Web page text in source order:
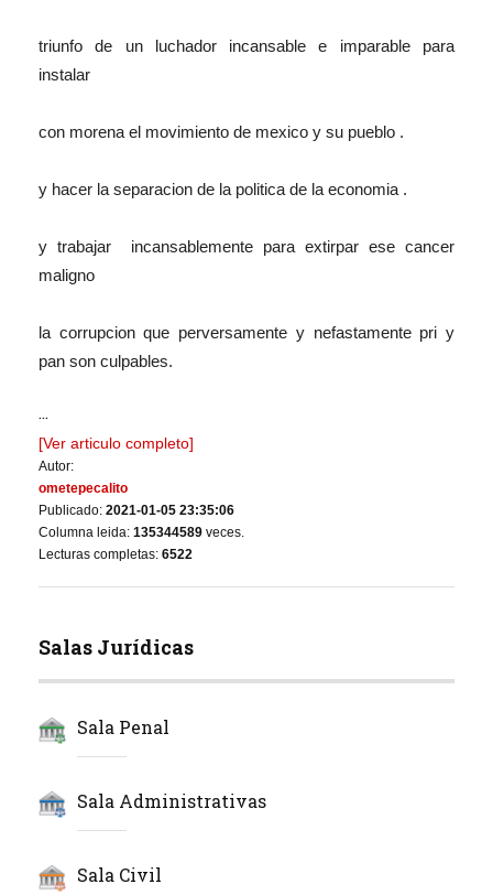
triunfo de un luchador incansable e imparable para
instalar
con morena el movimiento de mexico y su pueblo .
y hacer la separacion de la politica de la economia .
y trabajar incansablemente para extirpar ese cancer
maligno
la corrupcion que perversamente y nefastamente pri y
pan son culpables.
...
[Ver articulo completo]
Autor:
ometepecalito
Publicado: 2021-01-05 23:35:06
Columna leida: 135344589 veces.
Lecturas completas: 6522
Salas Jurídicas
Sala Penal
Sala Administrativas
Sala Civil